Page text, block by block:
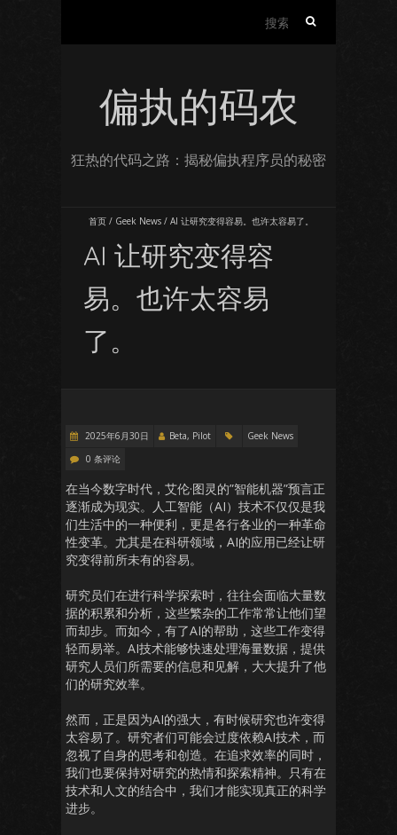
偏执的码农
狂热的代码之路：揭秘偏执程序员的秘密
首页 / Geek News / AI 让研究变得容易。也许太容易了。
AI 让研究变得容
易。也许太容易
了。
2025年6月30日 Beta, Pilot
Geek News
0 条评论
在当今数字时代，艾伦·图灵的”智能机器”预言正
逐渐成为现实。人工智能（AI）技术不仅仅是我
们生活中的一种便利，更是各行各业的一种革命
性变革。尤其是在科研领域，AI的应用已经让研
究变得前所未有的容易。
研究员们在进行科学探索时，往往会面临大量数
据的积累和分析，这些繁杂的工作常常让他们望
而却步。而如今，有了AI的帮助，这些工作变得
轻而易举。AI技术能够快速处理海量数据，提供
研究人员们所需要的信息和见解，大大提升了他
们的研究效率。
然而，正是因为AI的强大，有时候研究也许变得
太容易了。研究者们可能会过度依赖AI技术，而
忽视了自身的思考和创造。在追求效率的同时，
我们也要保持对研究的热情和探索精神。只有在
技术和人文的结合中，我们才能实现真正的科学
进步。